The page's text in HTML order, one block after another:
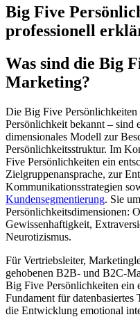
Big Five
professionell
Was sind die Big
Marketing?
Die Big Five
Persönlichkeit bekannt – sind
dimensionales Modell zur
Persönlichkeitsstruktur. Im
Five Persönlichkeiten ein
Zielgruppenansprache, zur
Kommunikationsstrategien
Kundensegmentierung. Sie
Persönlichkeitsdimensionen:
Gewissenhaftigkeit,
Neurotizismus.
Für Vertriebsleiter,
gehobenen B2B- und B2C-
Big Five Persönlichkeiten ein
Fundament für datenbasiertes
die Entwicklung emotional